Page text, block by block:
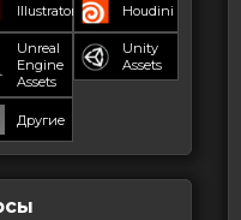
Illustrator Houdini
Unreal
Engine
Assets
Unity
Assets
Другие